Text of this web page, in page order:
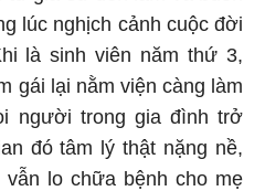
lúc nghịch cảnh cuộc đời
là sinh viên năm thứ 3,
gái lại nằm viện càng làm
người trong gia đình trở
đó tâm lý thật nặng nề,
vẫn lo chữa bệnh cho mẹ